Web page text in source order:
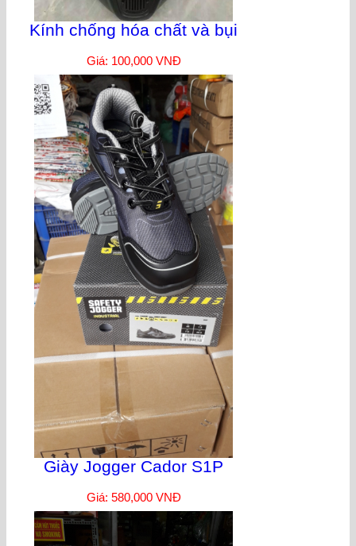
Kính chống hóa chất và bụi
Giá: 100,000 VNĐ
Giày Jogger Cador S1P
Giá: 580,000 VNĐ